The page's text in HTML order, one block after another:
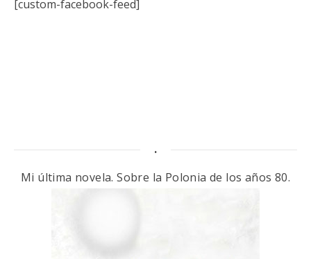
[custom-facebook-feed]
.
Mi última novela. Sobre la Polonia de los años 80.